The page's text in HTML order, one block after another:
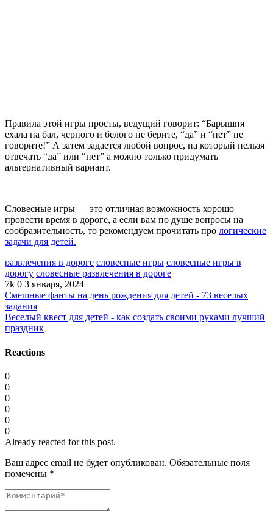
Правила этой игры просты, ведущий говорит: “Барышня
ехала на бал, черного и белого не берите, “да” и “нет” не
говорите!” А затем задается любой вопрос, на который нельзя
отвечать “да” или “нет” а можно только придумать
альтернативный вариант.
Словесные игры — это отличная возможность хорошо
провести время в дороге, а если вам по душе вопросы на
сообразительность, то рекомендуем прочитать про логические
задачи для детей.
развлечения в дороге словесные игры словесные игры в
дорогу словесные развлечения в дороге
7k 0 3 января, 2024
Смешные фанты на день рождения для детей - 73 веселых
задания
Веселый квест для детей - как создать своими руками лучший
праздник
Reactions
0
0
0
0
0
0
Already reacted for this post.
Ваш адрес email не будет опубликован. Обязательные поля
помечены *